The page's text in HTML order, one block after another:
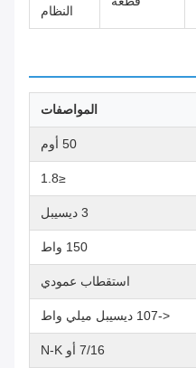
النظام
المواصفات
50 أوم
≤1.8
3 ديسيبل
150 واط
استقطاب عمودي
<-107 ديسيبل ميلي واط
7/16 أو N-K